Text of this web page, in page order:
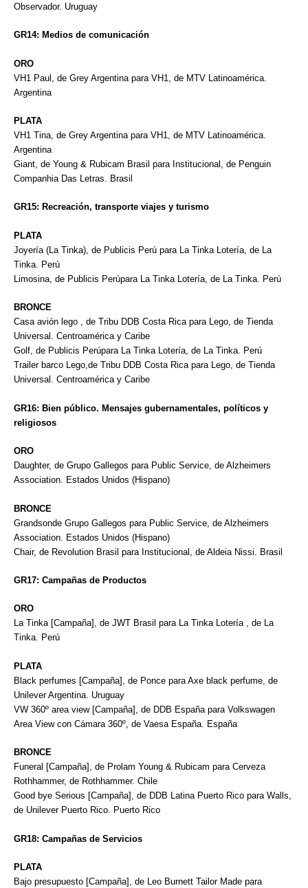
Observador. Uruguay
GR14: Medios de comunicación
ORO
VH1 Paul, de Grey Argentina para VH1, de MTV Latinoamérica.
Argentina
PLATA
VH1 Tina, de Grey Argentina para VH1, de MTV Latinoamérica.
Argentina
Giant, de Young & Rubicam Brasil para Institucional, de Penguin
Companhia Das Letras. Brasil
GR15: Recreación, transporte viajes y turismo
PLATA
Joyería (La Tinka), de Publicis Perú para La Tinka Lotería, de La
Tinka. Perú
Limosina, de Publicis Perúpara La Tinka Lotería, de La Tinka. Perú
BRONCE
Casa avión lego , de Tribu DDB Costa Rica para Lego, de Tienda
Universal. Centroamérica y Caribe
Golf, de Publicis Perúpara La Tinka Lotería, de La Tinka. Perú
Trailer barco Lego,de Tribu DDB Costa Rica para Lego, de Tienda
Universal. Centroamérica y Caribe
GR16: Bien público. Mensajes gubernamentales, políticos y
religiosos
ORO
Daughter, de Grupo Gallegos para Public Service, de Alzheimers
Association. Estados Unidos (Hispano)
BRONCE
Grandsonde Grupo Gallegos para Public Service, de Alzheimers
Association. Estados Unidos (Hispano)
Chair, de Revolution Brasil para Institucional, de Aldeia Nissi. Brasil
GR17: Campañas de Productos
ORO
La Tinka [Campaña], de JWT Brasil para La Tinka Lotería , de La
Tinka. Perú
PLATA
Black perfumes [Campaña], de Ponce para Axe black perfume, de
Unilever Argentina. Uruguay
VW 360º area view [Campaña], de DDB España para Volkswagen
Area View con Cámara 360º, de Vaesa España. España
BRONCE
Funeral [Campaña], de Prolam Young & Rubicam para Cerveza
Rothhammer, de Rothhammer. Chile
Good bye Serious [Campaña], de DDB Latina Puerto Rico para Walls,
de Unilever Puerto Rico. Puerto Rico
GR18: Campañas de Servicios
PLATA
Bajo presupuesto [Campaña], de Leo Burnett Tailor Made para